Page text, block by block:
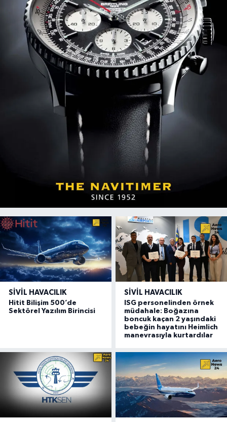
SIVIL HAVACILIK
Hitit Bilişim 500’de
Sektörel Yazılım Birincisi
SIVIL HAVACILIK
ISG personelinden örnek
müdahale: Boğazına
boncuk kaçan 2 yaşındaki
bebeğin hayatını Heimlich
manevrasıyla kurtardılar